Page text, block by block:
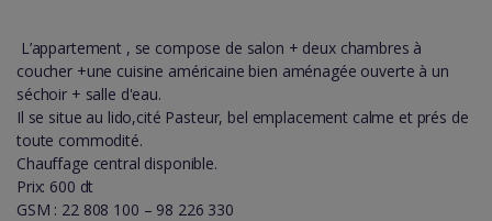
L’appartement , se compose de salon + deux chambres à
coucher +une cuisine américaine bien aménagée ouverte à un
séchoir + salle d'eau.
Il se situe au lido,cité Pasteur, bel emplacement calme et prés de
toute commodité.
Chauffage central disponible.
Prix: 600 dt
GSM : 22 808 100 – 98 226 330